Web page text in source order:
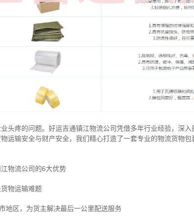
头疼的问题。好运吉通镇江物流公司凭借多年行业经验，深
运输安全与财产安全，我们精心打造了一套专业的物流货物
物流公司的6大优势
物运输难题
地区，为货主解决最后一公里配送服务